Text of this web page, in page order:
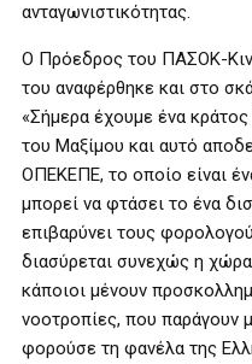
ανταγωνιστικότητας.
Ο Πρόεδρος του ΠΑΣΟΚ-
του αναφέρθηκε και στο
«Σήμερα έχουμε ένα
του Μαξίμου και αυτό
ΟΠΕΚΕΠΕ, το οποίο είναι
μπορεί να φτάσει το ένα
επιβαρύνει τους
διασύρεται συνεχώς η
κάποιοι μένουν
νοοτροπίες, που παράγουν
φορούσε τη φανέλα της